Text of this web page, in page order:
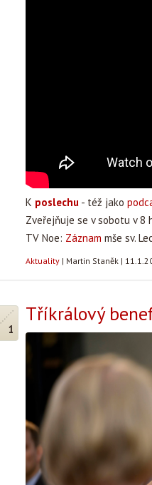
K poslechu - též jako
Zveřejňuje se v sobotu v 8
TV Noe: Záznam mše sv.
Aktuality | Martin Staněk |
1
Tříkrálový